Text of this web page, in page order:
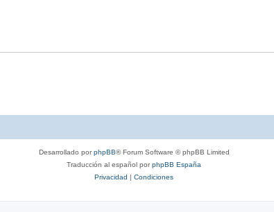
Desarrollado porphpBB® Forum Software © phpBB Limited
Traducción al español porphpBB España
Privacidad | Condiciones